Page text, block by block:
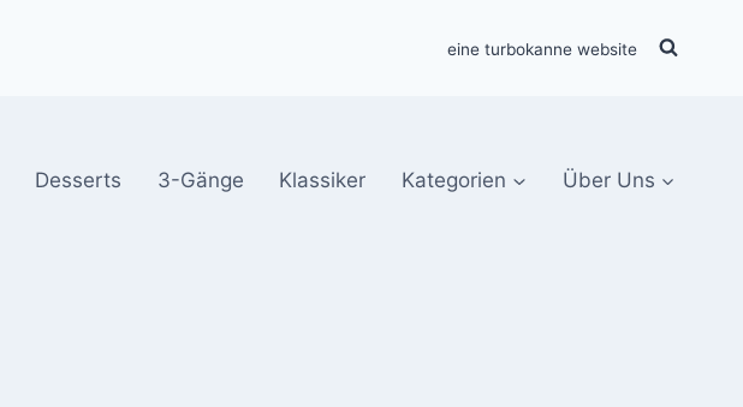
eine turbokanne website
Desserts 3-Gänge Klassiker Kategorien Über Uns